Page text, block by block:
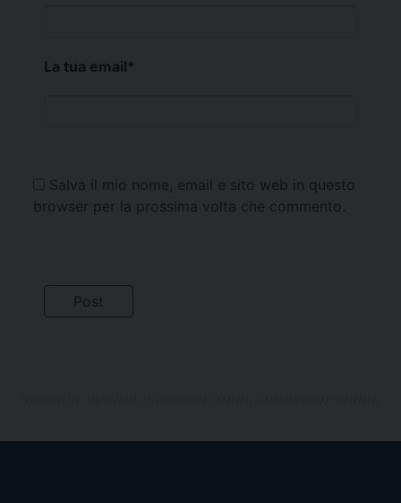
La tua email*
Salva il mio nome, email e sito web in questo
browser per la prossima volta che commento.